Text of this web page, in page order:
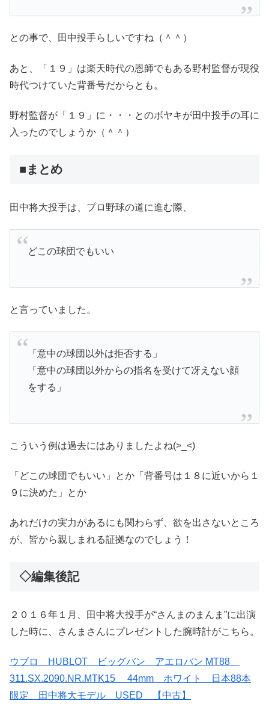
との事で、田中投手らしいですね（＾＾）
あと、「１９」は楽天時代の恩師でもある野村監督が現役
時代つけていた背番号だからとも。
野村監督が「１９」に・・・とのボヤキが田中投手の耳に
入ったのでしょうか（＾＾）
■まとめ
田中将大投手は、プロ野球の道に進む際、
どこの球団でもいい
と言っていました。
「意中の球団以外は拒否する」
「意中の球団以外からの指名を受けて冴えない顔
をする」
こういう例は過去にはありましたよね(>_<)
「どこの球団でもいい」とか「背番号は１８に近いから１
９に決めた」とか
あれだけの実力があるにも関わらず、欲を出さないところ
が、皆から親しまれる証拠なのでしょう！
◇編集後記
２０１６年１月、田中将大投手が“さんまのまんま”に出演
した時に、さんまさんにプレゼントした腕時計がこちら。
ウブロ HUBLOT ビッグバン アエロバン MT88
311.SX.2090.NR.MTK15 44mm ホワイト 日本88本
限定 田中将大モデル USED 【中古】